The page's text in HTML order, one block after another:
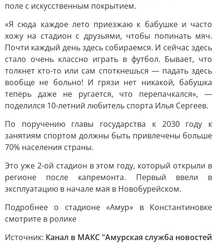
поле с искусственным покрытием.
«Я сюда каждое лето приезжаю к бабушке и часто
хожу на стадион с друзьями, чтобы попинать мяч.
Почти каждый день здесь собираемся. И сейчас здесь
стало очень классно играть в футбол. Бывает, что
толкнет кто-то или сам споткнешься — падать здесь
вообще не больно! И грязи нет никакой, бабушка
теперь даже не ругается, что перепачкался», —
поделился 10-летний любитель спорта Илья Сергеев.
По поручению главы государства к 2030 году к
занятиям спортом должны быть привлечены больше
70% населения страны.
Это уже 2-ой стадион в этом году, который открыли в
регионе после капремонта. Первый ввели в
эксплуатацию в начале мая в Новобурейском.
Подробнее о стадионе «Амур» в Константиновке
смотрите в ролике
Источник: Канал в МАКС "Амурская служба новостей